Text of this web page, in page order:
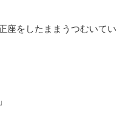
座をしたままうつむいてい